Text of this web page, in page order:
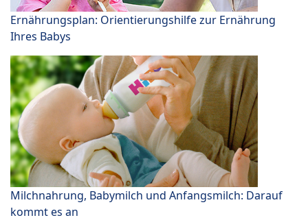
Ernährungsplan: Orientierungshilfe zur Ernährung
Ihres Babys
Milchnahrung, Babymilch und Anfangsmilch: Darauf
kommt es an